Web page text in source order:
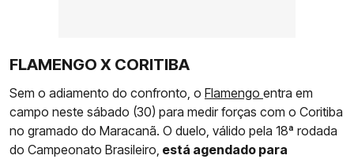
FLAMENGO X CORITIBA
Sem o adiamento do confronto, o Flamengo entra em
campo neste sábado (30) para medir forças com o Coritiba
no gramado do Maracanã. O duelo, válido pela 18ª rodada
do Campeonato Brasileiro, está agendado para